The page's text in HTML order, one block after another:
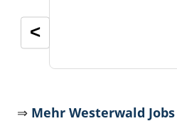
<
⇒ Mehr Westerwald